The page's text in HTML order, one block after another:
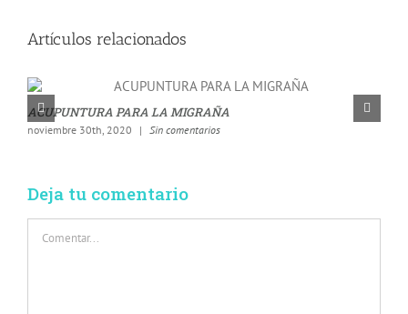
Artículos relacionados
ACUPUNTURA PARA LA MIGRAÑA
noviembre 30th, 2020 | Sin comentarios
Deja tu comentario